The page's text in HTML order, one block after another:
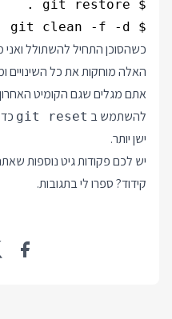
$ git clean -f -d
כשהסוכן התחיל להשתולל ואני
האלה מוחקות את כל השינויים
אתם מגלים שגם הקומיט
להשתמש ב git reset
ישן יותר.
יש לכם פקודות גיט נוספות
קידוד? ספרו לי בתגובות.